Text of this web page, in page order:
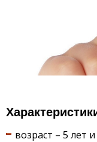
возраст – 5 лет